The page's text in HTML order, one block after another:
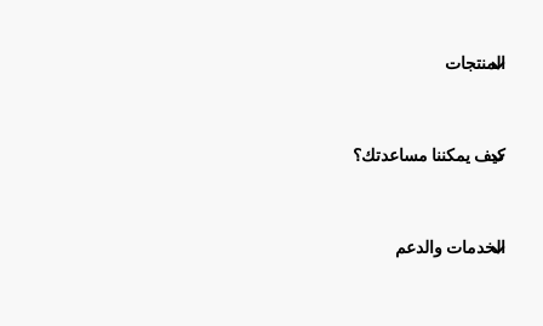
المنتجات
كيف يمكننا مساعدتك؟
الخدمات والدعم